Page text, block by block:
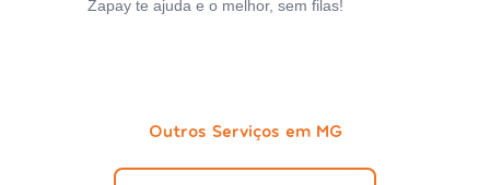
Zapay te ajuda e o melhor, sem filas!
Outros Serviços em MG